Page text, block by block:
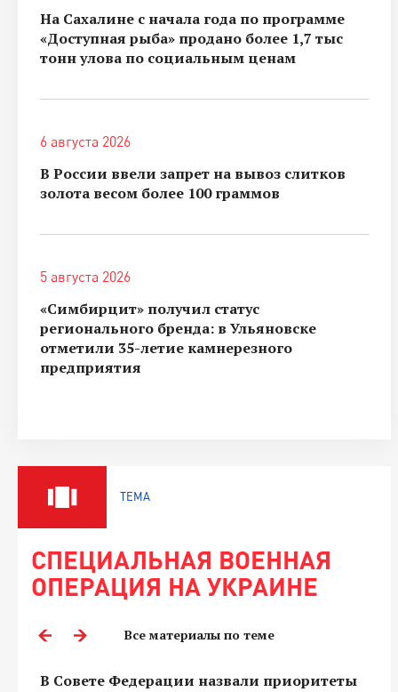
На Сахалине с начала года по программе
«Доступная рыба» продано более 1,7 тыс
тонн улова по социальным ценам
6 августа 2026
В России ввели запрет на вывоз слитков
золота весом более 100 граммов
5 августа 2026
«Симбирцит» получил статус
регионального бренда: в Ульяновске
отметили 35-летие камнерезного
предприятия
ТЕМА
СПЕЦИАЛЬНАЯ ВОЕННАЯ
ОПЕРАЦИЯ НА УКРАИНЕ
Все материалы по теме
В Совете Федерации назвали приоритеты